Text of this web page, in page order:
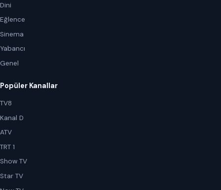
Dini
Eğlence
Sinema
Yabancı
Genel
Popüler Kanallar
TV8
Kanal D
ATV
TRT 1
Show TV
Star TV